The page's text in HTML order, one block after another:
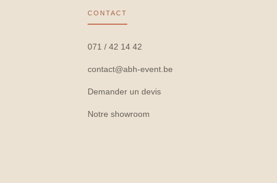
CONTACT
071 / 42 14 42
contact@abh-event.be
Demander un devis
Notre showroom